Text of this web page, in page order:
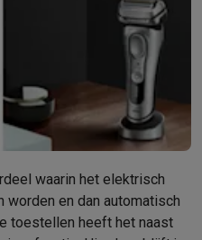
KeukenMeer...
Een speaker voor elke
een smartwatch?
Hoe kies je
& telefonieOutlet
waarin het elektrisch
worden en dan automatisch
toestellen heeft het naast